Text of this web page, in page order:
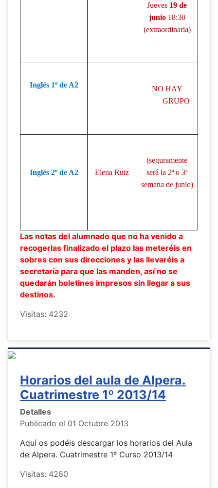
Jueves 19 de
junio18:30
(extraordinaria)
Inglés 1º de A2
NO HAY
GRUPO
Inglés 2º de A2 Elena Ruiz
(seguramente
será la 2ª o 3ª
semana de junio)
Las notas del alumnado que no ha venido a
recogerlas finalizado el plazo las meteréis en
sobres con sus direcciones y las llevaréis a
secretaría para que las manden, así no se
quedarán boletines impresos sin llegar a sus
destinos.
Visitas: 4232
Horarios del aula de Alpera.
Cuatrimestre 1º 2013/14
Detalles
Publicado el 01 Octubre 2013
Aquí os podéis descargar los horarios del Aula
de Alpera. Cuatrimestre 1º Curso 2013/14
Visitas: 4280